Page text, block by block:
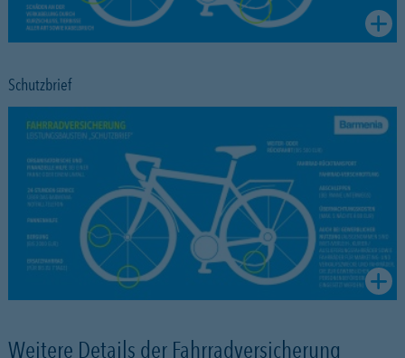
Schutzbrief
Weitere Details der Fahrradversicherung